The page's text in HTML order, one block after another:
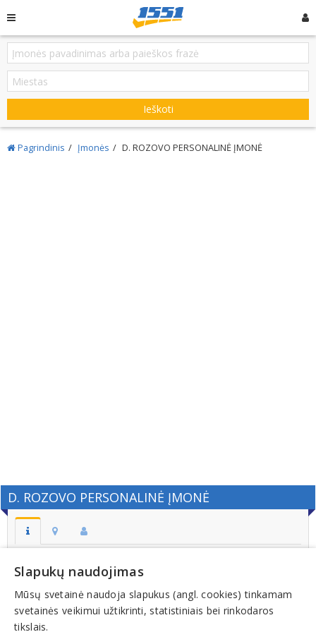
Ieškoti
Pagrindinis Įmonės D. ROZOVO PERSONALINĖ ĮMONĖ
D. ROZOVO PERSONALINĖ ĮMONĖ
Adresas:
VILNIUS
Kodas:
126276672
Slapukų naudojimas
Mūsų svetainė naudoja slapukus (angl. cookies) tinkamam
svetainės veikimui užtikrinti, statistiniais bei rinkodaros
tikslais.